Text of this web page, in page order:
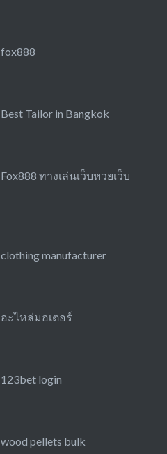
fox888
Best Tailor in Bangkok
Fox888 ทางเล่นเว็บหวยเว็บ
clothing manufacturer
อะไหล่มอเตอร์
123bet login
wood pellets bulk